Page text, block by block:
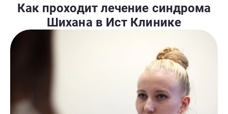
Как проходит лечение синдрома
Шихана в Ист Клинике